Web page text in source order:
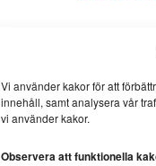
Vi använder kakor för att
innehåll, samt analysera vår
vi använder kakor.
Observera att funktionella